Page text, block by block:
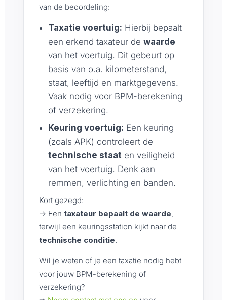
van de beoordeling:
Taxatie voertuig: Hierbij bepaalt
een erkend taxateur dewaarde
van het voertuig. Dit gebeurt op
basis van o.a. kilometerstand,
staat, leeftijd en marktgegevens.
Vaak nodig voor BPM-berekening
of verzekering.
Keuring voertuig: Een keuring
(zoals APK) controleert de
technische staat en veiligheid
van het voertuig. Denk aan
remmen, verlichting en banden.
Kort gezegd:
→ Eentaxateur bepaalt de waarde,
terwijl een keuringsstation kijkt naar de
technische conditie.
Wil je weten of je een taxatie nodig hebt
voor jouw BPM-berekening of
verzekering?